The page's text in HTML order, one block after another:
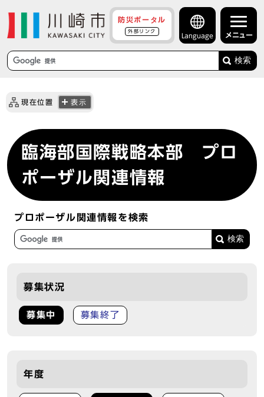
防災ポータル
外部リンク
Language メニュー
検索
現在位置 表示
臨海部国際戦略本部 プロ
ポーザル関連情報
プロポーザル関連情報を検索
募集状況
募集中 募集終了
年度